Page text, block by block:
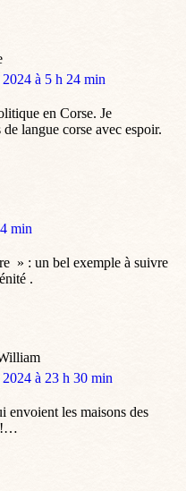
à 5 h 24 min
en Corse. Je
langue corse avec espoir.
min
» : un bel exemple à suivre
.
à 23 h 30 min
envoient les maisons des